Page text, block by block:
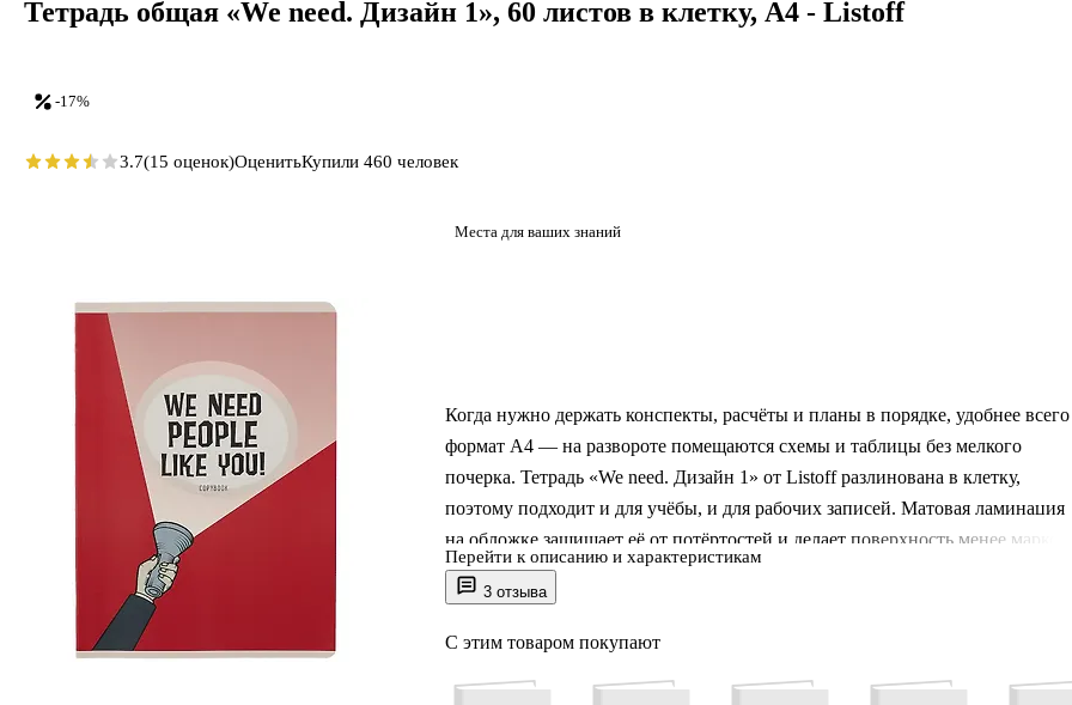
3 отзыва
Места для ваших знаний
Когда нужно держать конспекты, расчёты и планы в порядке, удобнее всего
формат А4 — на развороте помещаются схемы и таблицы без мелкого
почерка. Тетрадь «We need. Дизайн 1» от Listoff разлинована в клетку,
поэтому подходит и для учёбы, и для рабочих записей. Матовая ламинация
на обложке защищает её от потёртостей и делает поверхность менее маркой,
а лаконичный дизайн смотрится аккуратно в папке или на столе.
Перейти к описанию и характеристикам
С этим товаром покупают
-17%
Тетрадь общая «We need. Дизайн 1», 60 листов в клетку, А4 - Listoff
3.7(15 оценок)ОценитьКупили 460 человек